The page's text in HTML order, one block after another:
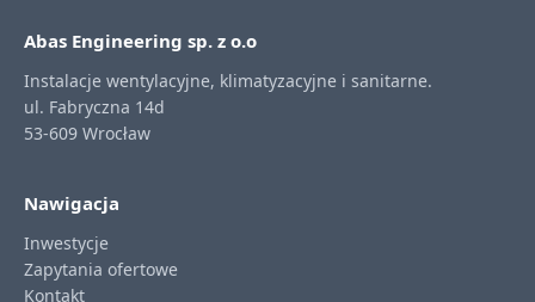
Abas Engineering sp. z o.o
Instalacje wentylacyjne, klimatyzacyjne i sanitarne.
ul. Fabryczna 14d
53-609 Wrocław
Nawigacja
Inwestycje
Zapytania ofertowe
Kontakt